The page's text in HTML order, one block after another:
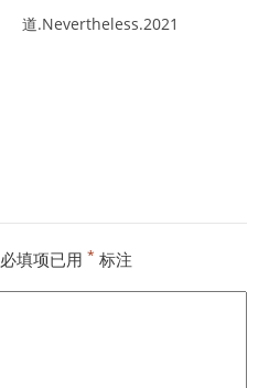
道.Nevertheless.2021
必填项已用 * 标注